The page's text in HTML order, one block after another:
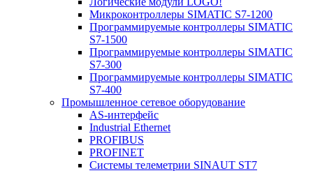
Микроконтроллеры SIMATIC S7-1200
Программируемые контроллеры SIMATIC
S7-1500
Программируемые контроллеры SIMATIC
S7-300
Программируемые контроллеры SIMATIC
S7-400
Промышленное сетевое оборудование
AS-интерфейс
Industrial Ethernet
PROFIBUS
PROFINET
Системы телеметрии SINAUT ST7